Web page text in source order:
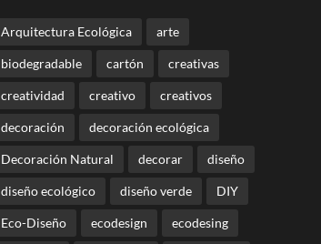
Arquitectura Ecológica arte
biodegradable cartón creativas
creatividad creativo creativos
decoración decoración ecológica
Decoración Natural decorar diseño
diseño ecológico diseño verde DIY
Eco-Diseño ecodesign ecodesing